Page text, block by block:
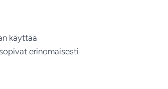
käyttää
erinomaisesti